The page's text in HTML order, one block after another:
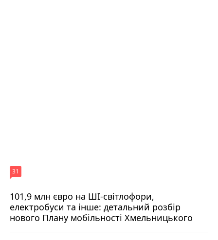
101,9 млн євро на ШІ-світлофори,
електробуси та інше: детальний розбір
нового Плану мобільності Хмельницького
31